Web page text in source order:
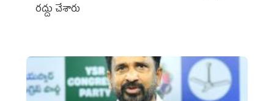
రద్దు చేశారు